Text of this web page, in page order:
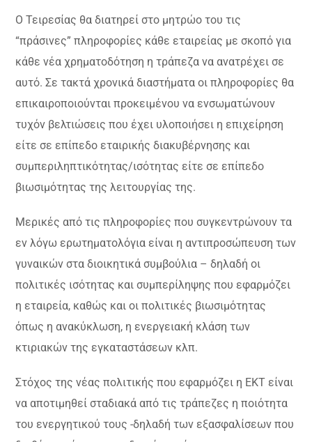
Ο Τειρεσίας θα διατηρεί στο μητρώο του τις
“πράσινες” πληροφορίες κάθε εταιρείας με σκοπό για
κάθε νέα χρηματοδότηση η τράπεζα να ανατρέχει σε
αυτό. Σε τακτά χρονικά διαστήματα οι πληροφορίες θα
επικαιροποιούνται προκειμένου να ενσωματώνουν
τυχόν βελτιώσεις που έχει υλοποιήσει η επιχείρηση
είτε σε επίπεδο εταιρικής διακυβέρνησης και
συμπεριληπτικότητας/ισότητας είτε σε επίπεδο
βιωσιμότητας της λειτουργίας της.
Μερικές από τις πληροφορίες που συγκεντρώνουν τα
εν λόγω ερωτηματολόγια είναι η αντιπροσώπευση των
γυναικών στα διοικητικά συμβούλια – δηλαδή οι
πολιτικές ισότητας και συμπερίληψης που εφαρμόζει
η εταιρεία, καθώς και οι πολιτικές βιωσιμότητας
όπως η ανακύκλωση, η ενεργειακή κλάση των
κτιριακών της εγκαταστάσεων κλπ.
Στόχος της νέας πολιτικής που εφαρμόζει η ΕΚΤ είναι
να αποτιμηθεί σταδιακά από τις τράπεζες η ποιότητα
του ενεργητικού τους -δηλαδή των εξασφαλίσεων που